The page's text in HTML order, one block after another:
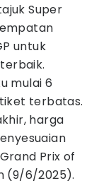
Super
untuk
mulai 6
terbatas.
harga
Prix of
(9/6/2025).